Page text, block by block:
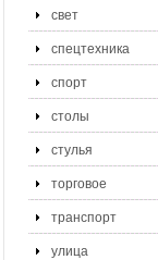
свет
спецтехника
спорт
столы
стулья
торговое
транспорт
улица